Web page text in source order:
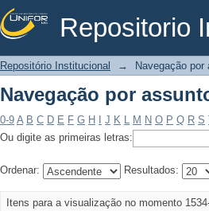
Repositorio
Navegação por
Repositório Institucional → Navegação por
Navegação por
0-9 A B C D E F G H J K L M N O P Q R S
Ou digite as primeiras letras:
Ordenar: Resultados:
Itens para a visualização no momento